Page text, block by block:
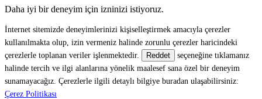
Daha iyi bir deneyim için izninizi istiyoruz.
İnternet sitemizde deneyimlerinizi kişiselleştirmek amacıyla çerezler
kullanılmakta olup, izin vermeniz halinde zorunlu çerezler haricindeki
çerezlerle toplanan veriler işlenmektedir.
Reddet
seçeneğine tıklamanız
halinde tercih ve ilgi alanlarına yönelik maalesef sana özel bir deneyim
sunamayacağız. Çerezlerle ilgili detaylı bilgiye buradan ulaşabilirsiniz:
Çerez Politikası